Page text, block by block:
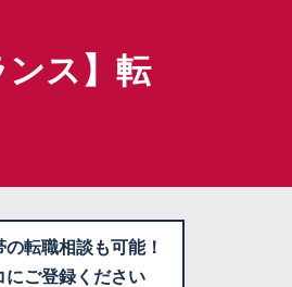
ンス】転
転職相談も可能！
にご登録ください